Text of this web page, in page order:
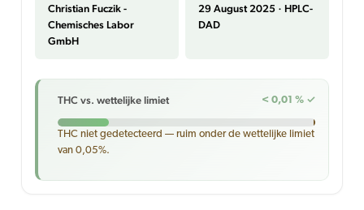
Christian Fuczik -
Chemisches Labor
GmbH
29 August 2025 · HPLC-
DAD
THC vs. wettelijke limiet < 0,01 % ✓
THC niet gedetecteerd — ruim onder de wettelijke limiet
van 0,05%.